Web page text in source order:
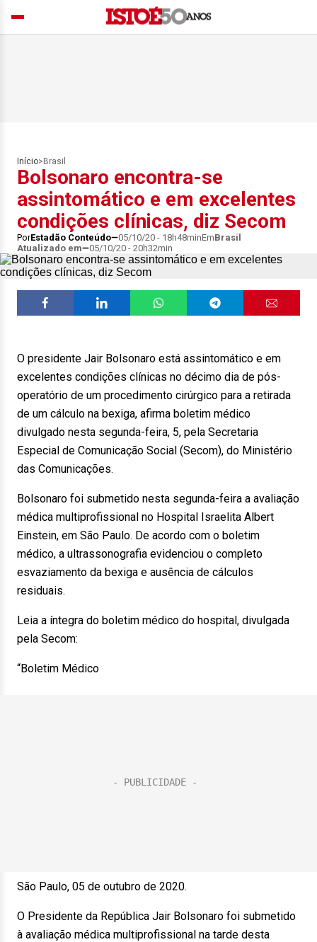
Início> Brasil
Bolsonaro encontra-se
assintomático e em excelentes
condições clínicas, diz Secom
PorEstadão Conteúdo 05/10/20 - 18h48minEmBrasil
Atualizado em
05/10/20 - 20h32min
O presidente Jair Bolsonaro está assintomático e em
excelentes condições clínicas no décimo dia de pós-
operatório de um procedimento cirúrgico para a retirada
de um cálculo na bexiga, afirma boletim médico
divulgado nesta segunda-feira, 5, pela Secretaria
Especial de Comunicação Social (Secom), do Ministério
das Comunicações.
Bolsonaro foi submetido nesta segunda-feira a avaliação
médica multiprofissional no Hospital Israelita Albert
Einstein, em São Paulo. De acordo com o boletim
médico, a ultrassonografia evidenciou o completo
esvaziamento da bexiga e ausência de cálculos
residuais.
Leia a íntegra do boletim médico do hospital, divulgada
pela Secom:
“Boletim Médico
São Paulo, 05 de outubro de 2020.
O Presidente da República Jair Bolsonaro foi submetido
à avaliação médica multiprofissional na tarde desta